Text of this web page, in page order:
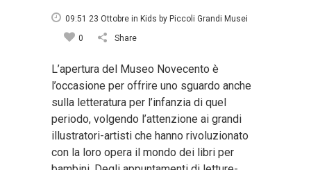
09:51 23 Ottobre in Kids by Piccoli Grandi Musei
0
Share
L’apertura del Museo Novecento è
l’occasione per offrire uno sguardo anche
sulla letteratura per l’infanzia di quel
periodo, volgendo l’attenzione ai grandi
illustratori-artisti che hanno rivoluzionato
con la loro opera il mondo dei libri per